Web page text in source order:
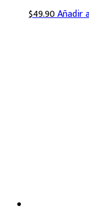
$49.90Añadir